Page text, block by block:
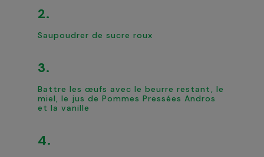
Saupoudrer de sucre roux
Battre les œufs avec le beurre restant, le
miel, le jus de Pommes Pressées Andros
et la vanille